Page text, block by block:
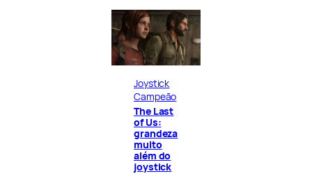
Joystick
Campeão
The Last
of Us:
grandeza
muito
além do
joystick